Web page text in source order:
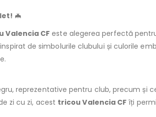
🦇
Valencia CFeste alegerea perfectă
de simbolurile clubului și culorile
reprezentative pentru club, precum și
zi cu zi, acest tricou Valencia CF îți